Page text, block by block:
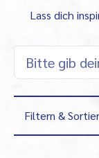
Lass dich
Filtern &